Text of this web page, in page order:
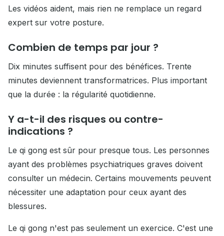
Les vidéos aident, mais rien ne remplace un regard
expert sur votre posture.
Combien de temps par jour ?
Dix minutes suffisent pour des bénéfices. Trente
minutes deviennent transformatrices. Plus important
que la durée : la régularité quotidienne.
Y a-t-il des risques ou contre-
indications ?
Le qi gong est sûr pour presque tous. Les personnes
ayant des problèmes psychiatriques graves doivent
consulter un médecin. Certains mouvements peuvent
nécessiter une adaptation pour ceux ayant des
blessures.
Le qi gong n'est pas seulement un exercice. C'est une